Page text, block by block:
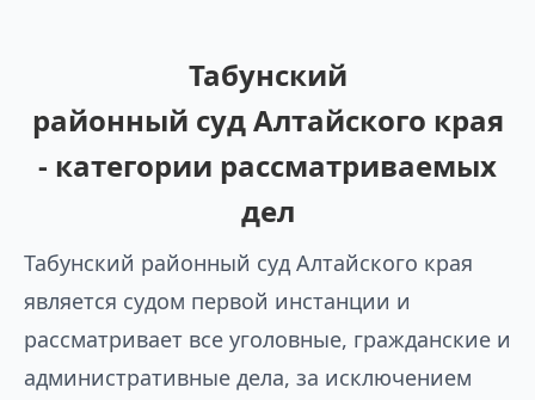
Табунский
районный суд Алтайского края
- категории рассматриваемых
дел
Табунский районный суд Алтайского края
является судом первой инстанции и
рассматривает все уголовные, гражданские и
административные дела, за исключением